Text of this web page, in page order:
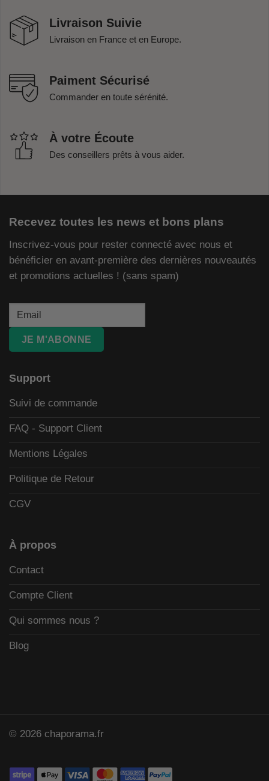
Livraison Suivie
Livraison en France et en Europe.
Paiment Sécurisé
Commander en toute sérénité.
À votre Écoute
Des conseillers prêts à vous aider.
Recevez toutes les news et bons plans
Inscrivez-vous pour rester connecté avec nous et
bénéficier en avant-première des dernières nouveautés
et promotions actuelles ! (sans spam)
JE M'ABONNE
Support
Suivi de commande
FAQ - Support Client
Mentions Légales
Politique de Retour
CGV
À propos
Contact
Compte Client
Qui sommes nous ?
Blog
© 2026 chaporama.fr